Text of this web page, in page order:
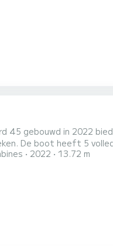
45 gebouwd in 2022
van 11
het uw beste
2022 13.72 m